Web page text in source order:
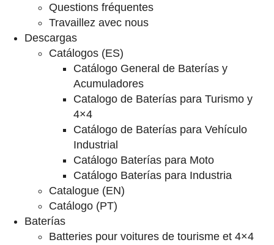
Questions fréquentes
Travaillez avec nous
Descargas
Catálogos (ES)
Catálogo General de Baterías y
Acumuladores
Catalogo de Baterías para Turismo y
4×4
Catálogo de Baterías para Vehículo
Industrial
Catálogo Baterías para Moto
Catálogo Baterías para Industria
Catalogue (EN)
Catálogo (PT)
Baterías
Batteries pour voitures de tourisme et 4×4